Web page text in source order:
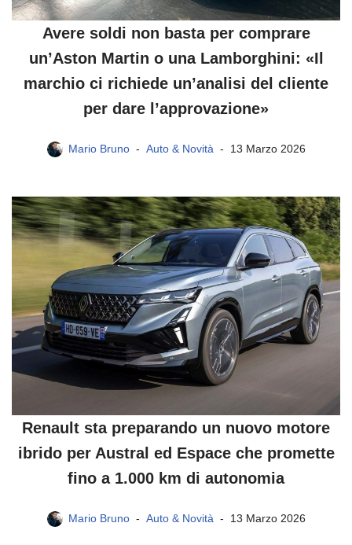
Avere soldi non basta per comprare
un’Aston Martin o una Lamborghini: «Il
marchio ci richiede un’analisi del cliente
per dare l’approvazione»
Mario Bruno Auto & Novità 13 Marzo 2026
Renault sta preparando un nuovo motore
ibrido per Austral ed Espace che promette
fino a 1.000 km di autonomia
Mario Bruno Auto & Novità 13 Marzo 2026